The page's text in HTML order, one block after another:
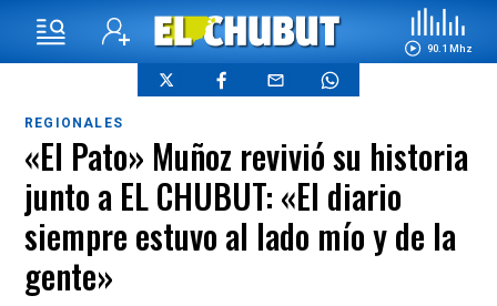
90.1 Mhz
REGIONALES
«El Pato» Muñoz revivió su historia
junto a EL CHUBUT: «El diario
siempre estuvo al lado mío y de la
gente»